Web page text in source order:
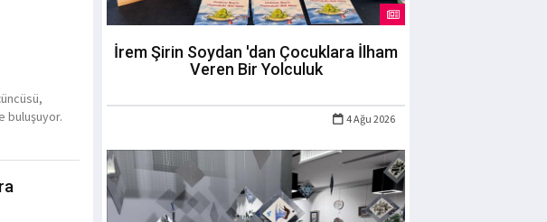
buluşuyor.
İrem Şirin Soydan 'dan Çocuklara İlham
Veren Bir Yolculuk
4 Ağu 2026